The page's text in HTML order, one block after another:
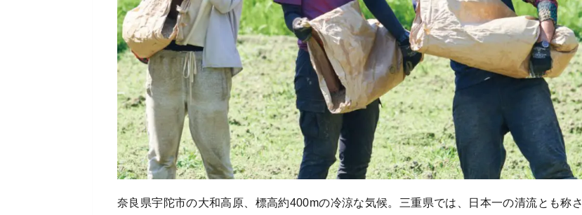
奈良県宇陀市の大和高原、標高約400mの冷涼な気候。三重県では、日本一の清流とも称さ